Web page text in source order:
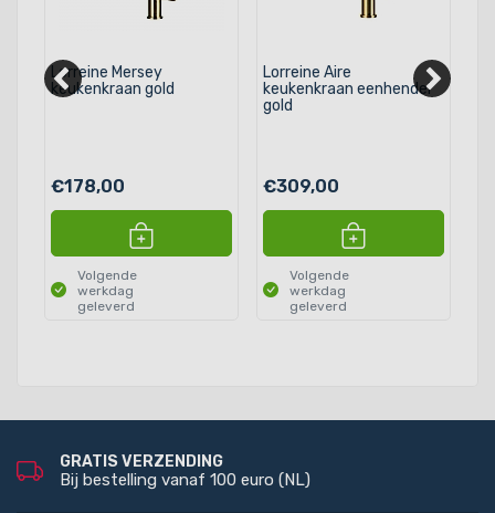
Lorreine Mersey
keukenkraan gold
€178,00
Volgende
werkdag
geleverd
Lorreine Aire
keukenkraan eenhendel
gold
€309,00
Volgende
werkdag
geleverd
GRATIS VERZENDING
Bij bestelling vanaf 100 euro (NL)